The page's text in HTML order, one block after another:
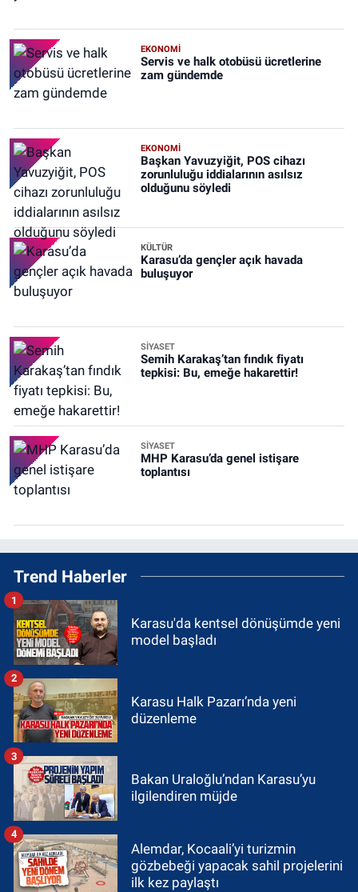
EKONOMİ
Servis ve halk otobüsü ücretlerine
zam gündemde
EKONOMİ
Başkan Yavuzyiğit, POS cihazı
zorunluluğu iddialarının asılsız
olduğunu söyledi
KÜLTÜR
Karasu’da gençler açık havada
buluşuyor
SİYASET
Semih Karakaş’tan fındık fiyatı
tepkisi: Bu, emeğe hakarettir!
SİYASET
MHP Karasu’da genel istişare
toplantısı
Trend Haberler
Karasu'da kentsel dönüşümde yeni
model başladı
1
Karasu Halk Pazarı’nda yeni
düzenleme
2
Bakan Uraloğlu’ndan Karasu’yu
ilgilendiren müjde
3
Alemdar, Kocaali’yi turizmin
gözbebeği yapacak sahil projelerini
ilk kez paylaştı
4